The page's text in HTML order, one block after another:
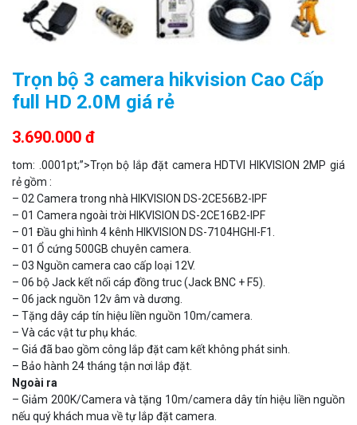
Trọn bộ 3 camera hikvision Cao Cấp
full HD 2.0M giá rẻ
3.690.000 đ
tom: .0001pt;”>Trọn bộ lắp đặt camera HDTVI HIKVISION 2MP giá
rẻ gồm :
– 02 Camera trong nhà HIKVISION DS-2CE56B2-IPF
– 01 Camera ngoài trời HIKVISION DS-2CE16B2-IPF
– 01 Đầu ghi hình 4 kênh HIKVISION DS-7104HGHI-F1.
– 01 Ổ cứng 500GB chuyên camera.
– 03 Nguồn camera cao cấp loại 12V.
– 06 bộ Jack kết nối cáp đồng truc (Jack BNC + F5).
– 06 jack nguồn 12v âm và dương.
– Tặng dây cáp tín hiệu liền nguồn 10m/camera.
– Và các vật tư phụ khác.
– Giá đã bao gồm công lắp đặt cam kết không phát sinh.
– Bảo hành 24 tháng tận nơi lắp đặt.
Ngoài ra
– Giảm 200K/Camera và tặng 10m/camera dây tín hiệu liền nguồn
nếu quý khách mua về tự lắp đặt camera.